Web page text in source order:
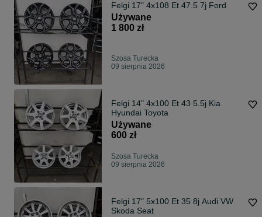
Felgi 17" 4x108 Et 47.5 7j Ford
Używane
1 800 zł
Szosa Turecka
09 sierpnia 2026
Felgi 14" 4x100 Et 43 5.5j Kia
Hyundai Toyota
Używane
600 zł
Szosa Turecka
09 sierpnia 2026
Felgi 17" 5x100 Et 35 8j Audi VW
Skoda Seat